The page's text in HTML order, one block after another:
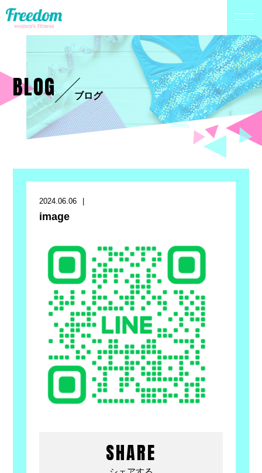
BLOG ブログ
2024.06.06
image
SHARE